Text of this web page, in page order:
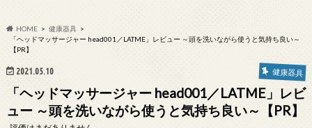
HOME
健康器具
「ヘッドマッサージャー head001／LATME」レビュー ～頭を洗いながら使うと気持ち良い～
【PR】
2021.05.10 健康器具
「ヘッドマッサージャー head001／LATME」レビ
ュー ～頭を洗いながら使うと気持ち良い～【PR】